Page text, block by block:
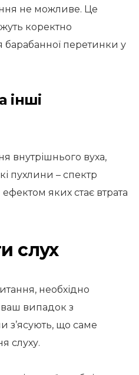
не можливе. Це
коректно
барабанної перетинки у
інші
внутрішнього вуха,
пухлини – спектр
яких стає втрата
слух
необхідно
випадок з
з’ясують, що саме
слуху.